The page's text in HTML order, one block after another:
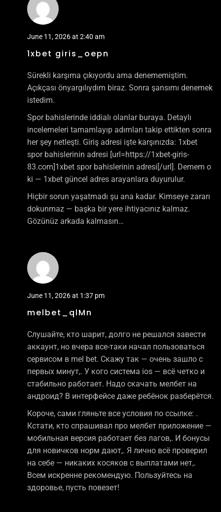
June 11, 2026 at 2:40 am
1xbet giris_oepn
Sürekli karşıma çıkıyordu ama denememiştim.
Açıkçası önyargılıydım biraz. Sonra şansımı denemek
istedim.
Spor bahislerinde iddialı olanlar buraya. Detaylı
incelemeleri tamamlayıp adımları takip ettikten sonra
her şey netleşti. Giriş adresi işte karşınızda: 1xbet
spor bahislerinin adresi [url=https://1xbet-giris-
83.com]1xbet spor bahislerinin adresi[/url]. Demem o
ki — 1xbet güncel adres arayanlara duyurulur.
Hiçbir sorun yaşatmadı şu ana kadar. Kimseye zararı
dokunmaz — başka bir yere ihtiyacınız kalmaz.
Gözünüz arkada kalmasın…
June 11, 2026 at 1:37 pm
melbet_qlMn
Слушайте, кто шарит, долго не решался завести
аккаунт, но вчера все-таки начал пользоваться
сервисом в mel bet. Скажу так — очень зашло с
первых минут,. У кого система ios — всё четко и
стабильно работает. Надо скачать мелбет на
андроид? В интерфейсе даже ребёнок разберётся.
Короче, сами гляньте все условия по ссылке: .
Кстати, кто спрашивал про мелбет приложение —
мобильная версия работает без лагов,. И бонусы
для новичков норм дают,. Я лично всё проверил
на себе — никаких косяков с выплатами нет,.
Всем искренне рекомендую. Пользуйтесь на
здоровье, пусть повезет!